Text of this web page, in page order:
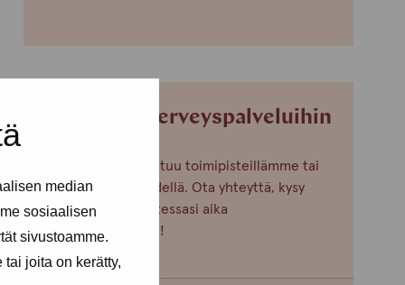
median
sosiaalisen
sivustoamme.
joita on kerätty,
Varaa aika terveyspalveluihin
Tapaaminen onnistuu toimipisteillämme tai
etänä videoyhteydellä. Ota yhteyttä, kysy
lisää ja varaa halutessasi aika
terveyspalveluihin!